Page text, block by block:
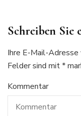
Schreiben Sie
Ihre E-Mail-
Felder sind mit*
Kommentar